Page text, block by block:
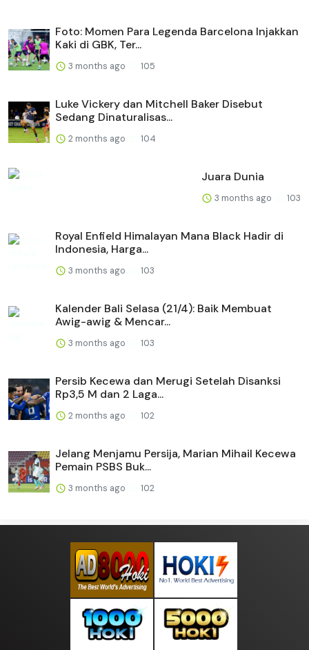
Foto: Momen Para Legenda Barcelona Injakkan
Kaki di GBK, Ter...
3 months ago 105
Luke Vickery dan Mitchell Baker Disebut
Sedang Dinaturalisas...
2 months ago 104
Juara Dunia
3 months ago 103
Royal Enfield Himalayan Mana Black Hadir di
Indonesia, Harga...
3 months ago 103
Kalender Bali Selasa (21/4): Baik Membuat
Awig-awig & Mencar...
3 months ago 103
Persib Kecewa dan Merugi Setelah Disanksi
Rp3,5 M dan 2 Laga...
2 months ago 102
Jelang Menjamu Persija, Marian Mihail Kecewa
Pemain PSBS Buk...
3 months ago 102